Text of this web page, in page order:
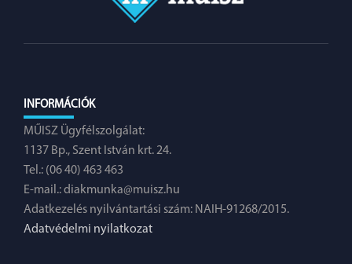
INFORMÁCIÓK
MŰISZ Ügyfélszolgálat:
1137 Bp., Szent István krt. 24.
Tel.: (06 40) 463 463
E-mail.:diakmunka@muisz.hu
Adatkezelés nyilvántartási szám: NAIH-91268/2015.
Adatvédelmi nyilatkozat